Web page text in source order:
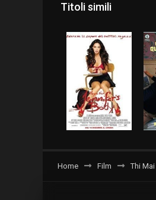
Titoli simili
Home Film Thi Mai